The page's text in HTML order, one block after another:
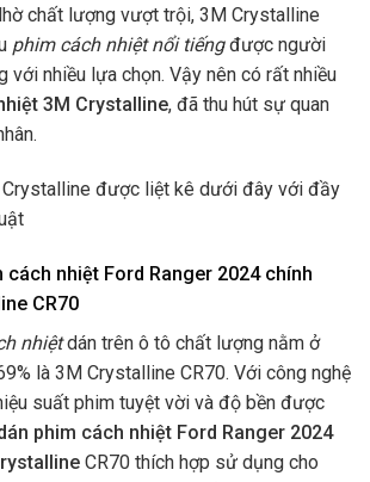
chất lượng vượt trội, 3M Crystalline
phim cách nhiệt nổi tiếngđược người
với nhiều lựa chọn. Vậy nên có rất nhiều
3M Crystalline, đã thu hút sự quan
được liệt kê dưới đây với đầy
cách nhiệt Ford Ranger 2024 chính
CR70
nhiệtdán trên ô tô chất lượng nằm ở
là 3M Crystalline CR70. Với công nghệ
suất phim tuyệt vời và độ bền được
phim cách nhiệt Ford Ranger 2024
CR70 thích hợp sử dụng cho